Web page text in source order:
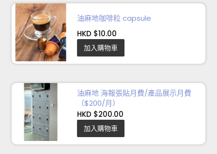
油麻地咖啡粒 capsule
HKD $10.00
加入購物車
油麻地 海報張貼月費/產品展示月費
（$200/月）
HKD $200.00
加入購物車